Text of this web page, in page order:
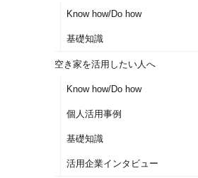
Know how/Do how
基礎知識
空き家を活用したい人へ
Know how/Do how
個人活用事例
基礎知識
活用企業インタビュー